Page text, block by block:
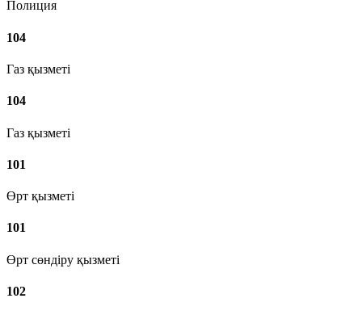
Полиция
104
Газ қызметі
104
Газ қызметі
101
Өрт қызметі
101
Өрт сөндіру қызметі
102